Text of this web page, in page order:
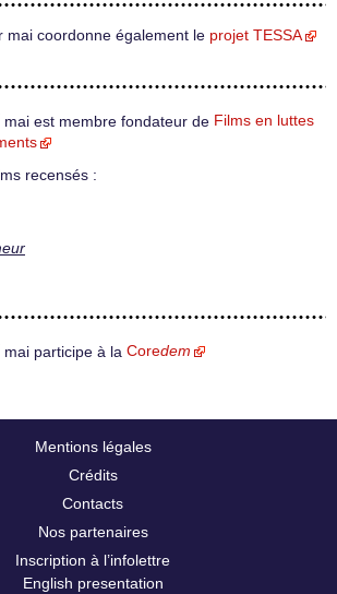
mai coordonne également le projet TESSA
mai est membre fondateur de Films en luttes
recensés :
mai participe à la Coredem
Mentions légales
Crédits
Contacts
Nos partenaires
Inscription à l’infolettre
English presentation